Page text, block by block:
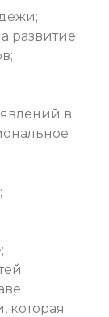
развитие
в
которая